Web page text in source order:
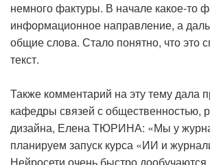
немного фактуры. В начале какое-то
информационное направление, а
общие слова. Стало понятно, что это
текст.
Также комментарий на эту тему дала
кафедры связей с общественностью,
дизайна, Елена ТЮРИНА: «Мы у
планируем запуск курса «ИИ и